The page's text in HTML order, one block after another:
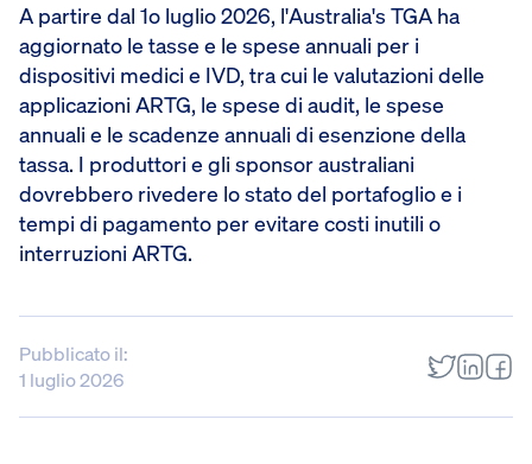
A partire dal 1o luglio 2026, l'Australia's TGA ha
aggiornato le tasse e le spese annuali per i
dispositivi medici e IVD, tra cui le valutazioni delle
applicazioni ARTG, le spese di audit, le spese
annuali e le scadenze annuali di esenzione della
tassa. I produttori e gli sponsor australiani
dovrebbero rivedere lo stato del portafoglio e i
tempi di pagamento per evitare costi inutili o
interruzioni ARTG.
Pubblicato il:
1 luglio 2026